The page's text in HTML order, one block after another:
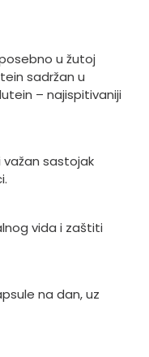
u žutoj
sadržan u
– najispitivaniji
važan sastojak
vida i zaštiti
na dan, uz